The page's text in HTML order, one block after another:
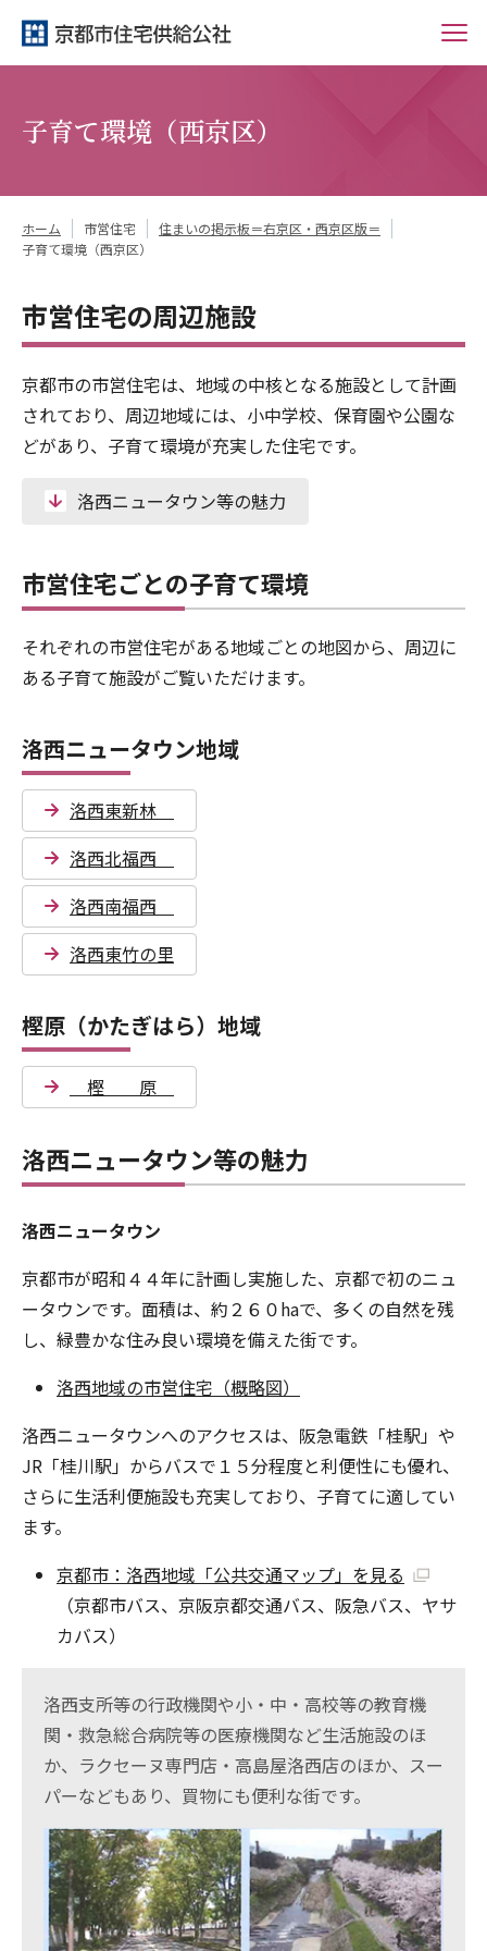
子育て環境（西京区）
ホーム 市営住宅
住まいの掲示板＝右京区・西京区版＝
子育て環境（西京区）
市営住宅の周辺施設
京都市の市営住宅は、地域の中核となる施設として計画
されており、周辺地域には、小中学校、保育園や公園な
どがあり、子育て環境が充実した住宅です。
洛西ニュータウン等の魅力
市営住宅ごとの子育て環境
それぞれの市営住宅がある地域ごとの地図から、周辺に
ある子育て施設がご覧いただけます。
洛西ニュータウン地域
洛西東新林
洛西北福西
洛西南福西
洛西東竹の里
樫原（かたぎはら）地域
樫 原
洛西ニュータウン等の魅力
洛西ニュータウン
京都市が昭和４４年に計画し実施した、京都で初のニュ
ータウンです。面積は、約２６０haで、多くの自然を残
し、緑豊かな住み良い環境を備えた街です。
洛西地域の市営住宅（概略図）
洛西ニュータウンへのアクセスは、阪急電鉄「桂駅」や
JR「桂川駅」からバスで１５分程度と利便性にも優れ、
さらに生活利便施設も充実しており、子育てに適してい
ます。
京都市：洛西地域「公共交通マップ」を見る
（京都市バス、京阪京都交通バス、阪急バス、ヤサ
カバス）
洛西支所等の行政機関や小・中・高校等の教育機
関・救急総合病院等の医療機関など生活施設のほ
か、ラクセーヌ専門店・高島屋洛西店のほか、スー
パーなどもあり、買物にも便利な街です。